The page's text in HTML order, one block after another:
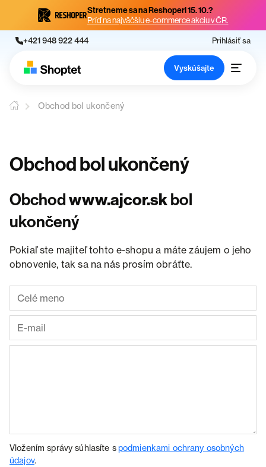
Stretneme sa na Reshoperi 15. 10.?
Príď na najväčšiu e-commerce akciu v ČR.
+421 948 922 444 Prihlásiť sa
Vyskúšajte
Obchod bol ukončený
Obchod bol ukončený
Obchodwww.ajcor.skbol
ukončený
Pokiaľ ste majiteľ tohto e-shopu a máte záujem o jeho
obnovenie, tak sa na nás prosím obráťte.
Vložením správy súhlasíte spodmienkami ochrany osobných
údajov.